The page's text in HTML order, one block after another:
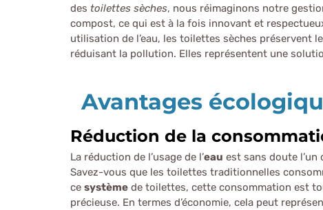
des toilettes sèches, nous réimaginons notre
compost, ce qui est à la fois innovant et
utilisation de l’eau, les toilettes sèches préservent
réduisant la pollution. Elles représentent une
Avantages
Réduction de la
La réduction de l’usage de l’eau est sans doute
Savez-vous que les toilettes traditionnelles
ce système de toilettes, cette consommation est
précieuse. En termes d’économie, cela peut